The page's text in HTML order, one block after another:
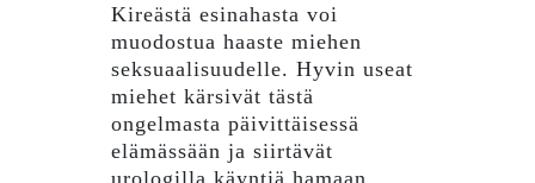
Kireästä esinahasta voi
muodostua haaste miehen
seksuaalisuudelle. Hyvin useat
miehet kärsivät tästä
ongelmasta päivittäisessä
elämässään ja siirtävät
urologilla käyntiä hamaan